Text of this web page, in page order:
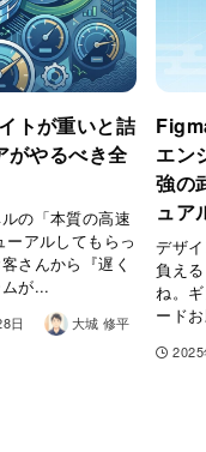
トが重いと詰
がやるべき全
の「本質の高速
アルしてもらっ
さんから『遅く
が...
日 大城 修平
エン
強の
ュア
デザ
負え
ね。
ード
2025